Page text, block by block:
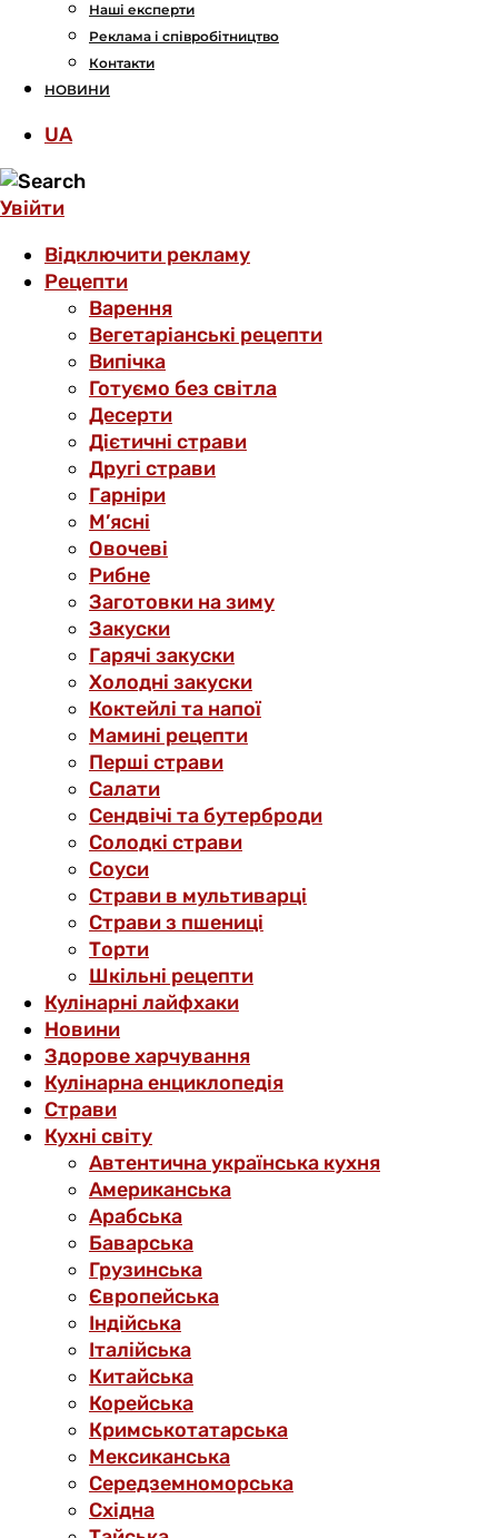
Наші експерти
Реклама і співробітництво
Контакти
НОВИНИ
UA
Увійти
Відключити рекламу
Рецепти
Варення
Вегетаріанські рецепти
Випічка
Готуємо без світла
Десерти
Дієтичні страви
Другі страви
Гарніри
М’ясні
Овочеві
Рибне
Заготовки на зиму
Закуски
Гарячі закуски
Холодні закуски
Коктейлі та напої
Мамині рецепти
Перші страви
Салати
Сендвічі та бутерброди
Солодкі страви
Соуси
Страви в мультиварці
Страви з пшениці
Торти
Шкільні рецепти
Кулінарні лайфхаки
Новини
Здорове харчування
Кулінарна енциклопедія
Страви
Кухні світу
Автентична українська кухня
Американська
Арабська
Баварська
Грузинська
Європейська
Індійська
Італійська
Китайська
Корейська
Кримськотатарська
Мексиканська
Середземноморська
Східна